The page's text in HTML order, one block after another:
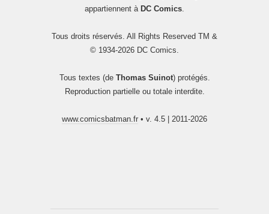
appartiennent à DC Comics
Tous droits réservés. All Rights Reserved TM &
© 1934-2026 DC Comics.
Tous textes (de Thomas Suinot) protégés.
Reproduction partielle ou totale interdite.
www.comicsbatman.fr • v. 4.5 | 2011-2026